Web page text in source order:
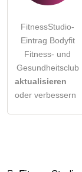
FitnessStudio-
Eintrag Bodyfit
Fitness- und
Gesundheitsclub
aktualisieren
oder verbessern